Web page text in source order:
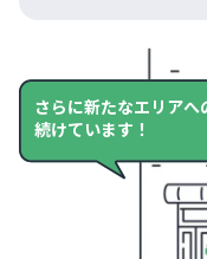
さらに新たなエリアへ
続けています！